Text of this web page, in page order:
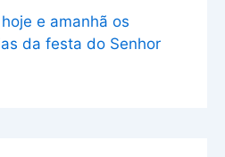
e amanhã os
da festa do Senhor